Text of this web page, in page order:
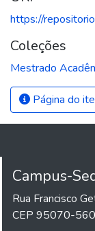
https://
Coleções
Mestrado
Página do
Campus-
Rua Francisco
CEP 95070-